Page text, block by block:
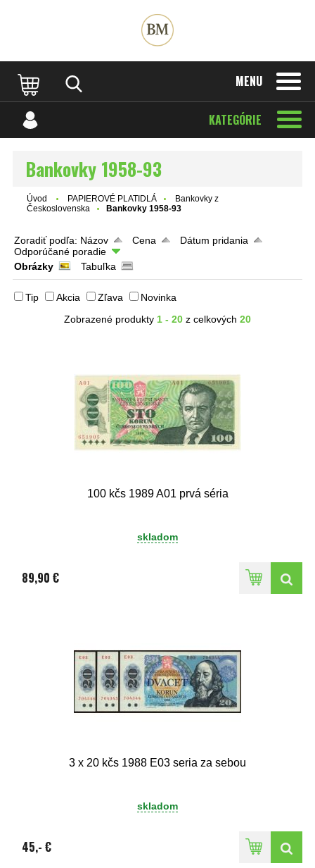
MENU
KATEGÓRIE
Bankovky 1958-93
Úvod PAPIEROVÉ PLATIDLÁ
Bankovky z
Československa
Bankovky 1958-93
Zoradiť podľa: Názov Cena
Dátum pridania
Odporúčané poradie
Obrázky
Tabuľka
Tip Akcia Zľava
Novinka
Zobrazené produkty 1 - 20 z celkových 20
100 kčs 1989 A01 prvá séria
skladom
89,90 €
3 x 20 kčs 1988 E03 seria za sebou
skladom
45,- €